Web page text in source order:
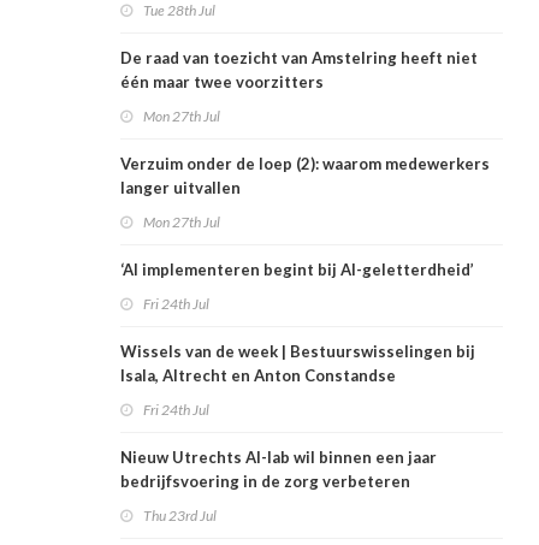
Tue 28th Jul
De raad van toezicht van Amstelring heeft niet
één maar twee voorzitters
Mon 27th Jul
Verzuim onder de loep (2): waarom medewerkers
langer uitvallen
Mon 27th Jul
‘AI implementeren begint bij AI-geletterdheid’
Fri 24th Jul
Wissels van de week | Bestuurswisselingen bij
Isala, Altrecht en Anton Constandse
Fri 24th Jul
Nieuw Utrechts AI-lab wil binnen een jaar
bedrijfsvoering in de zorg verbeteren
Thu 23rd Jul